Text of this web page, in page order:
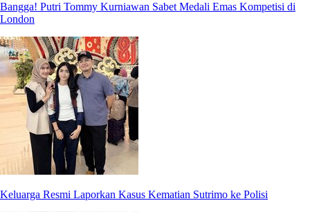
Bangga! Putri Tommy Kurniawan Sabet Medali Emas Kompetisi di
London
Keluarga Resmi Laporkan Kasus Kematian Sutrimo ke Polisi